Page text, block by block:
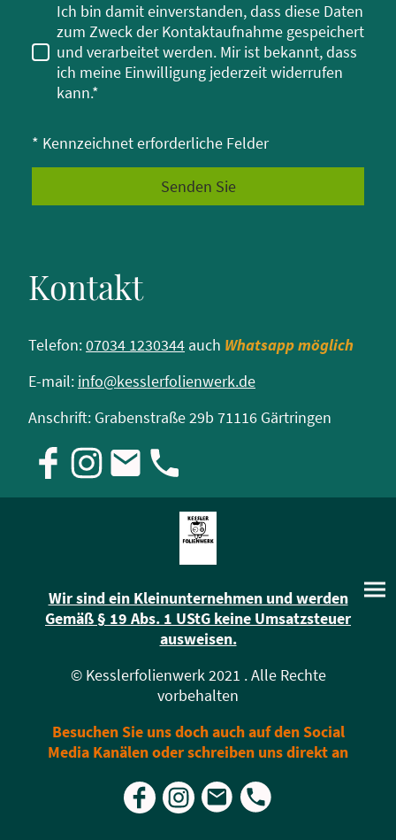
Ich bin damit einverstanden, dass diese Daten
zum Zweck der Kontaktaufnahme gespeichert
und verarbeitet werden. Mir ist bekannt, dass
ich meine Einwilligung jederzeit widerrufen
kann.*
* Kennzeichnet erforderliche Felder
Senden Sie
Kontakt
Telefon:07034 1230344 auch Whatsapp möglich
E-mail: info@kesslerfolienwerk.de
Anschrift: Grabenstraße 29b 71116 Gärtringen
Wir sind ein Kleinunternehmen und werden
Gemäß § 19 Abs. 1 UStG keine Umsatzsteuer
ausweisen.
© Kesslerfolienwerk 2021 . Alle Rechte
vorbehalten
Besuchen Sie uns doch auch auf den Social
Media Kanälen oder schreiben uns direkt an